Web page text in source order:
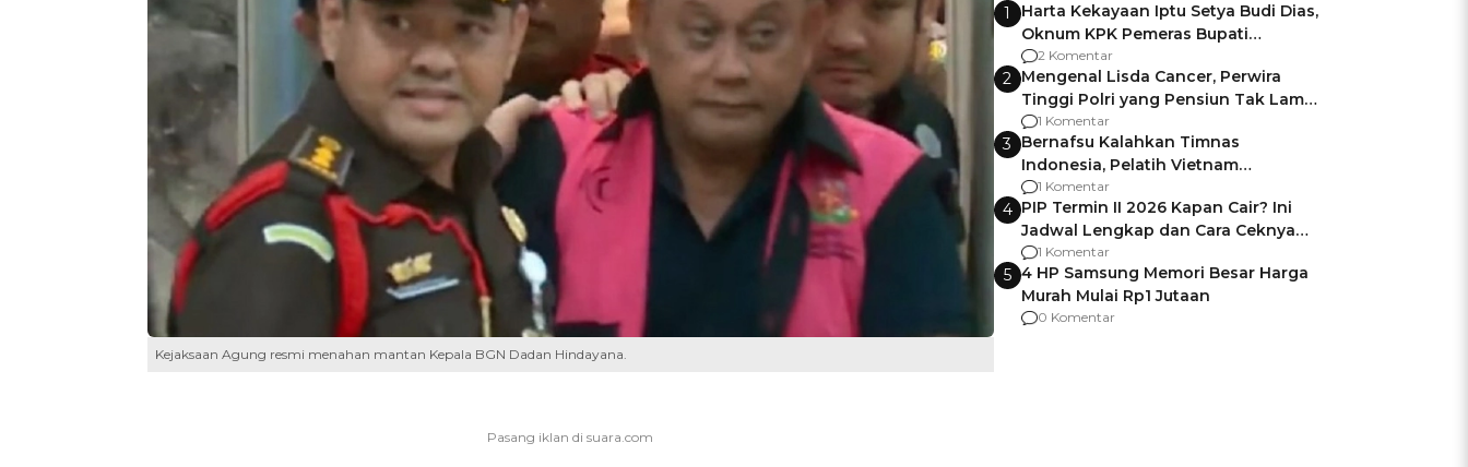
Kejaksaan Agung resmi menahan mantan Kepala BGN Dadan Hindayana.
1
Harta Kekayaan Iptu Setya Budi Dias,
Oknum KPK Pemeras Bupati
Pemalang
2 Komentar
2 Mengenal Lisda Cancer, Perwira
Tinggi Polri yang Pensiun Tak Lama
Usai Jadi Brigjen
1 Komentar
3 Bernafsu Kalahkan Timnas
Indonesia, Pelatih Vietnam
Berencana Pakai Jimat di Pakansari
1 Komentar
4 PIP Termin II 2026 Kapan Cair? Ini
Jadwal Lengkap dan Cara Ceknya
agar Dana Tidak Hangus!
1 Komentar
5 4 HP Samsung Memori Besar Harga
Murah Mulai Rp1 Jutaan
0 Komentar